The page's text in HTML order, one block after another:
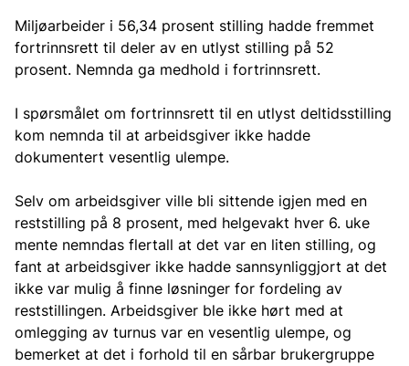
Miljøarbeider i 56,34 prosent stilling hadde fremmet
fortrinnsrett til deler av en utlyst stilling på 52
prosent. Nemnda ga medhold i fortrinnsrett.
I spørsmålet om fortrinnsrett til en utlyst deltidsstilling
kom nemnda til at arbeidsgiver ikke hadde
dokumentert vesentlig ulempe.
Selv om arbeidsgiver ville bli sittende igjen med en
reststilling på 8 prosent, med helgevakt hver 6. uke
mente nemndas flertall at det var en liten stilling, og
fant at arbeidsgiver ikke hadde sannsynliggjort at det
ikke var mulig å finne løsninger for fordeling av
reststillingen. Arbeidsgiver ble ikke hørt med at
omlegging av turnus var en vesentlig ulempe, og
bemerket at det i forhold til en sårbar brukergruppe